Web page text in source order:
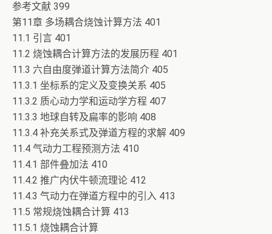
参考文献 399
第11章 多场耦合烧蚀计算方法 401
11.1 引言 401
11.2 烧蚀耦合计算方法的发展历程 401
11.3 六自由度弹道计算方法简介 405
11.3.1 坐标系的定义及变换关系 405
11.3.2 质心动力学和运动学方程 407
11.3.3 地球自转及扁率的影响 408
11.3.4 补充关系式及弹道方程的求解 409
11.4 气动力工程预测方法 410
11.4.1 部件叠加法 410
11.4.2 推广内伏牛顿流理论 412
11.4.3 气动力在弹道方程中的引入 413
11.5 常规烧蚀耦合计算 413
11.5.1 烧蚀耦合计算